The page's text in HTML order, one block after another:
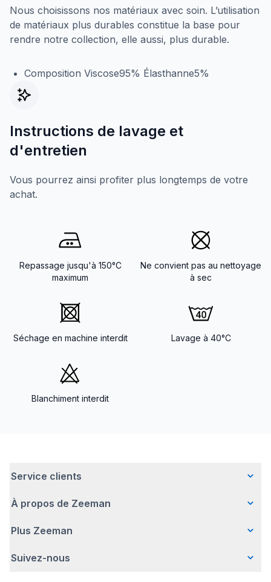
Nous choisissons nos matériaux avec soin. L’utilisation
de matériaux plus durables constitue la base pour
rendre notre collection, elle aussi, plus durable.
Composition Viscose95% Élasthanne5%
Instructions de lavage et
d'entretien
Vous pourrez ainsi profiter plus longtemps de votre
achat.
Repassage jusqu'à 150°C
maximum
Ne convient pas au nettoyage
à sec
Séchage en machine interdit Lavage à 40°C
Blanchiment interdit
Service clients
Questions fréquentes
Livraison
Retour d'articles
À propos de Zeeman
Qui sommes-nous ?
Une entreprise responsable
Plus Zeeman
Communiqué de presse
Suivez-nous